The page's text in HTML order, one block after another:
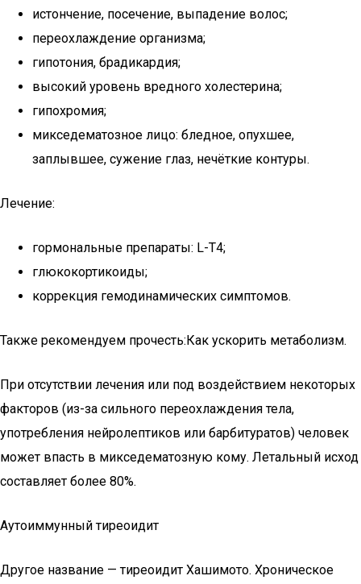
истончение, посечение, выпадение волос;
переохлаждение организма;
гипотония, брадикардия;
высокий уровень вредного холестерина;
гипохромия;
микседематозное лицо: бледное, опухшее,
заплывшее, сужение глаз, нечёткие контуры.
Лечение:
гормональные препараты: L-T4;
глюкокортикоиды;
коррекция гемодинамических симптомов.
Также рекомендуем прочесть:Как ускорить метаболизм.
При отсутствии лечения или под воздействием некоторых
факторов (из-за сильного переохлаждения тела,
употребления нейролептиков или барбитуратов) человек
может впасть в микседематозную кому. Летальный исход
составляет более 80%.
Аутоиммунный тиреоидит
Другое название — тиреоидит Хашимото. Хроническое